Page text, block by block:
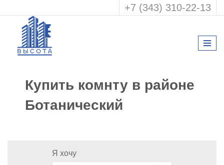
+7 (343) 310-22-13
Купить комнту в районе
Ботанический
Я хочу